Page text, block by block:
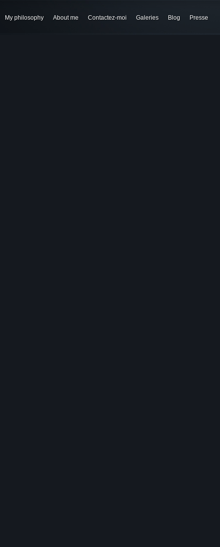
My philosophy About me Contactez-moi Galeries Blog Presse